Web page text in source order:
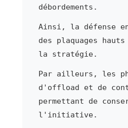
débordements.
Ainsi, la défense
des plaquages
la stratégie.
Par ailleurs, les
d'offload et de
permettant de
l'initiative.